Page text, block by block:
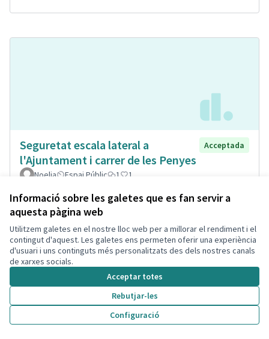
Informació sobre les galetes que es fan servir a
aquesta pàgina web
Utilitzem galetes en el nostre lloc web per a millorar el rendiment i el
contingut d'aquest. Les galetes ens permeten oferir una experiència
d'usuari i uns continguts més personalitzats des dels nostres canals
de xarxes socials.
Acceptar totes
Rebutjar-les
Configuració
Seguretat escala lateral a
l'Ajuntament i carrer de les Penyes
Acceptada
Noelia Espai Públic 1 1
Museïtzació casa passatge Sant
Acceptada